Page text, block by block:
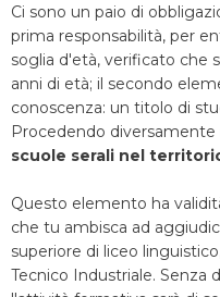
Ci sono un paio di
prima responsabilità, per
soglia d'età, verificato che
anni di età; il secondo
conoscenza: un titolo di
Procedendo diversamente
scuole serali nel
Questo elemento ha
che tu ambisca ad
superiore di liceo
Tecnico Industriale. Senza